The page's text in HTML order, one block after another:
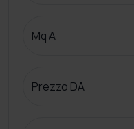
Mq A
Prezzo DA